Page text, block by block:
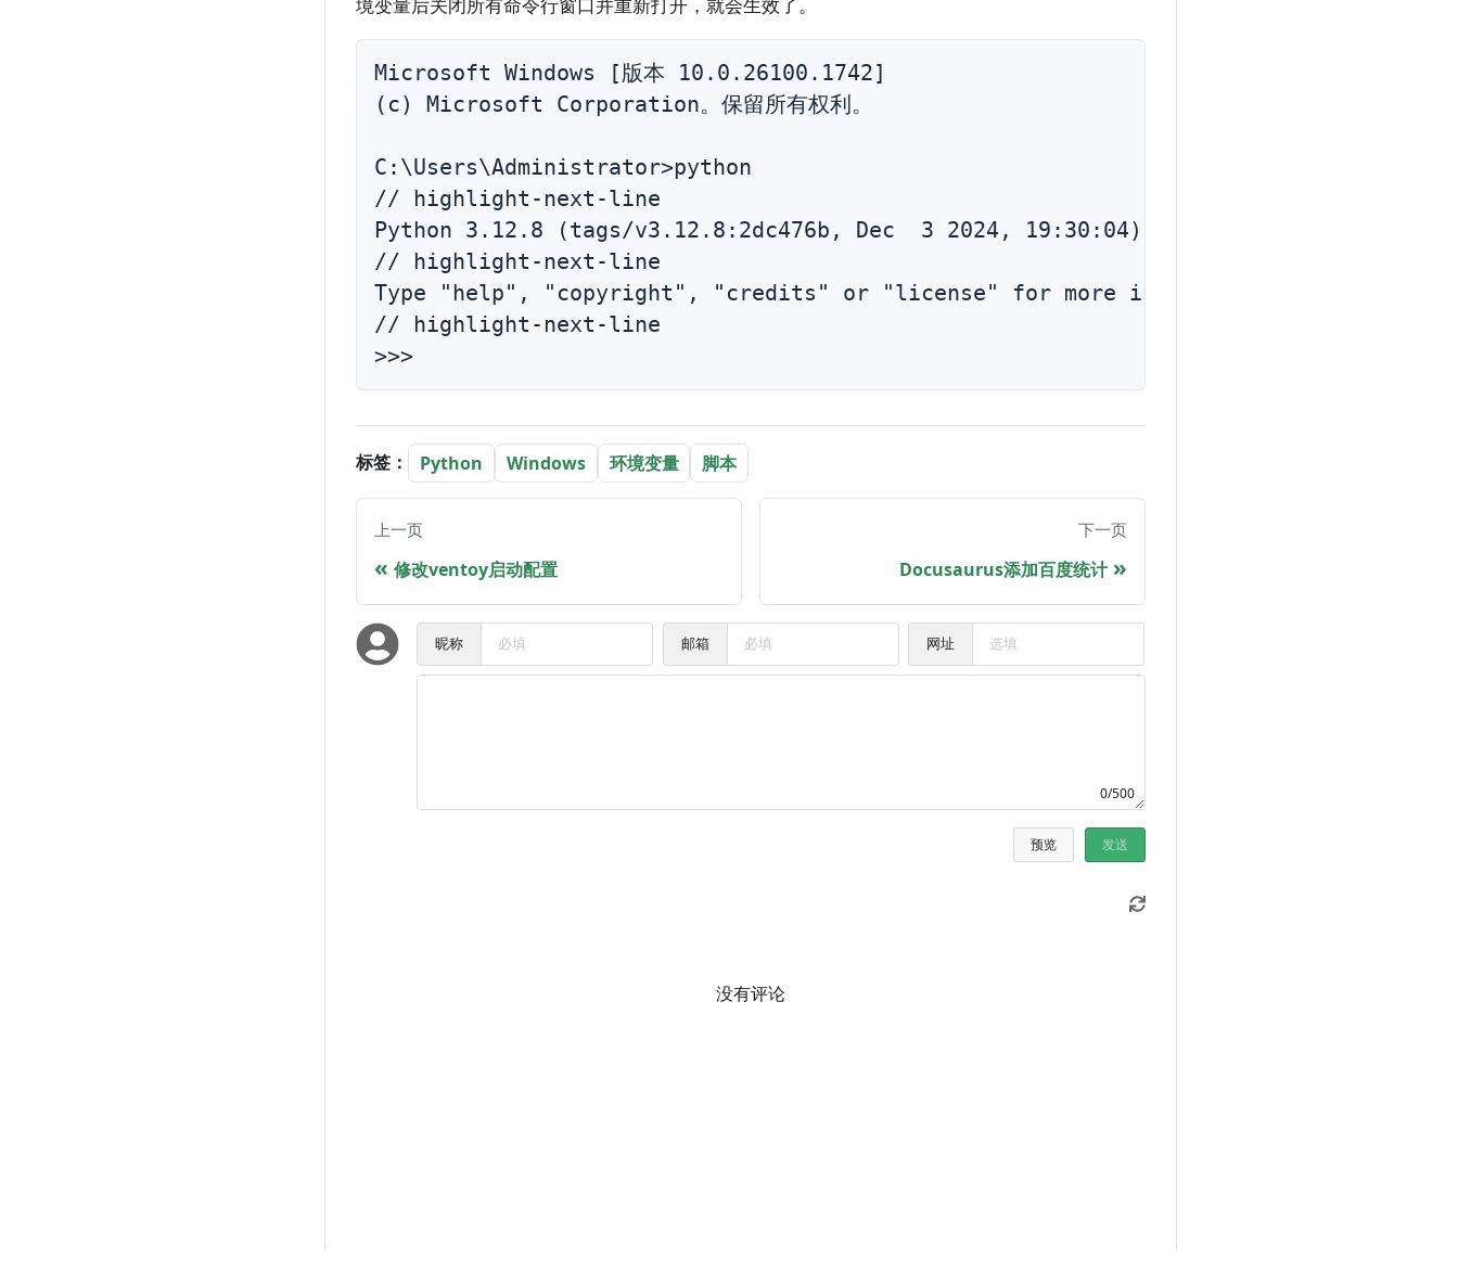
Microsoft Windows [版本 10.0.26100.1742]
(c) Microsoft Corporation。保留所有权利。
C:\Users\Administrator>python
// highlight-next-line
Python 3.12.8 (tags/v3.12.8:2dc476b, Dec  3 2024, 19:30:04) [MSC v.1942 64 bit
// highlight-next-line
Type "help", "copyright", "credits" or "license" for more information.
// highlight-next-line
标签： Python Windows 环境变量 脚本
上一页
修改ventoy启动配置
下一页
Docusaurus添加百度统计
昵称 邮箱 网址
0/500
预览 发送
没有评论